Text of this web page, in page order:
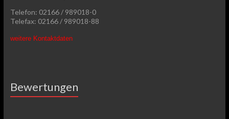
Telefon: 02166 / 989018-0
Telefax: 02166 / 989018-88
weitere Kontaktdaten
Bewertungen